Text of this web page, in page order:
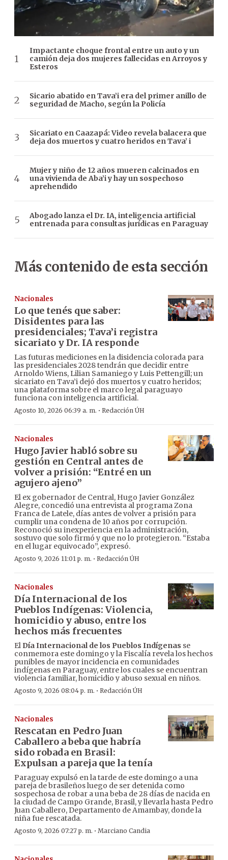
Impactante choque frontal entre un auto y un
camión deja dos mujeres fallecidas en Arroyos y
Esteros
Sicario abatido en Tava’i era del primer anillo de
seguridad de Macho, según la Policía
Sicariato en Caazapá: Video revela balacera que
deja dos muertos y cuatro heridos en Tava’ i
Mujer y niño de 12 años mueren calcinados en
una vivienda de Aba’i y hay un sospechoso
aprehendido
Abogado lanza el Dr. IA, inteligencia artificial
entrenada para consultas jurídicas en Paraguay
Más contenido de esta sección
Nacionales
Lo que tenés que saber:
Disidentes para las
presidenciales; Tava’i registra
sicariato y Dr. IA responde
Las futuras mediciones en la disidencia colorada para
las presidenciales 2028 tendrán que decidir entre
Arnoldo Wiens, Lilian Samaniego y Luis Pettengill; un
sicariato en Tava’i dejó dos muertos y cuatro heridos;
una plataforma sobre el marco legal paraguayo
funciona con inteligencia artificial.
Agosto 10, 2026 06:39 a. m. · Redacción ÚH
Nacionales
Hugo Javier habló sobre su
gestión en Central antes de
volver a prisión: “Entré en un
agujero ajeno”
El ex gobernador de Central, Hugo Javier González
Alegre, concedió una entrevista al programa Zona
Franca de Latele, días antes de volver a prisión para
cumplir una condena de 10 años por corrupción.
Reconoció su inexperiencia en la administración,
sostuvo que solo firmó y que no lo protegieron. “Estaba
en el lugar equivocado”, expresó.
Agosto 9, 2026 11:01 p. m. · Redacción ÚH
Nacionales
Día Internacional de los
Pueblos Indígenas: Violencia,
homicidio y abuso, entre los
hechos más frecuentes
El Día Internacional de los Pueblos Indígenas se
conmemora este domingo y la Fiscalía revela los hechos
punibles de mayor incidencia en comunidades
indígenas en Paraguay, entre los cuales se encuentran
violencia familiar, homicidio y abuso sexual en niños.
Agosto 9, 2026 08:04 p. m. · Redacción ÚH
Nacionales
Rescatan en Pedro Juan
Caballero a beba que habría
sido robada en Brasil:
Expulsan a pareja que la tenía
Paraguay expulsó en la tarde de este domingo a una
pareja de brasileños luego de ser detenida como
sospechosa de robar a una beba de 28 días de nacida en
la ciudad de Campo Grande, Brasil, y llevarla hasta Pedro
Juan Caballero, Departamento de Amambay, donde la
niña fue rescatada.
Agosto 9, 2026 07:27 p. m. · Marciano Candia